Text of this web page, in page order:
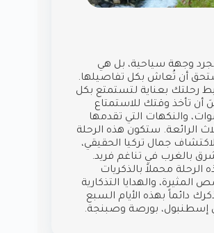
وجهة سياحية، بل هي
أن تُعاش بكل تفاصيلها.
رحلتك بعناية لتستمتع بكل
أن تأخذ وقتك للاستمتاع
والنكهات التي تقدمها
الرائعة. ستكون هذه الرحلة
جمال تركيا الحقيقي،
بالغرب في تناغم فريد.
محملاً بالذكريات
المثيرة، والهدايا التذكارية
دائماً بهذه الأيام السبع
إسطنبول، بورصة وصبنجة.